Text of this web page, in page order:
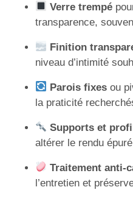
Verre trempé
transparence,
Finition
niveau d’intimité
Parois fixes ou
la praticité
Supports et
altérer le rendu
Traitement anti-
l’entretien et